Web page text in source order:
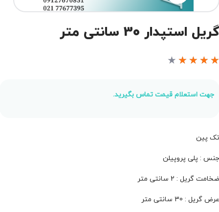
استپدار 30 سانتی متر
★
★
★
★
جهت استعلام قیمت تماس بگیرید.
پین
: پلی پروپیلن
گریل : 2 سانتی متر
گریل : 30 سانتی متر